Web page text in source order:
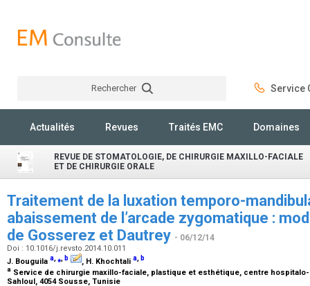
Rechercher Service
Actualités Revues Traités EMC Domaines
REVUE DE STOMATOLOGIE, DE CHIRURGIE MAXILLO-FACIALE
ET DE CHIRURGIE ORALE
Traitement de la luxation temporo-
abaissement de l’arcade zygomatique :
de Gosserez et Dautrey - 06/12/14
Doi : 10.1016/j.revsto.2014.10.011
J. Bouguila a,⁎, b , H. Khochtali a, b
a Service de chirurgie maxillo-faciale, plastique et esthétique, centre
Sahloul, 4054 Sousse, Tunisie